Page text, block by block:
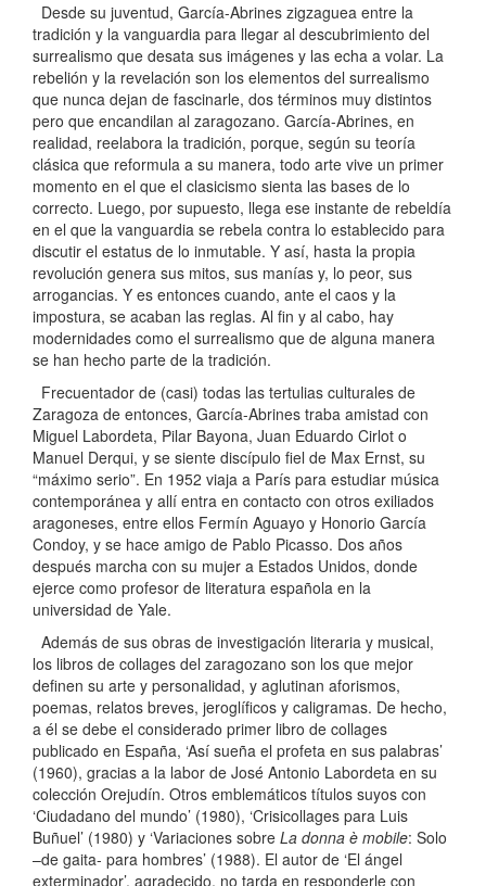
Desde su juventud, García-Abrines zigzaguea entre la
tradición y la vanguardia para llegar al descubrimiento del
surrealismo que desata sus imágenes y las echa a volar. La
rebelión y la revelación son los elementos del surrealismo
que nunca dejan de fascinarle, dos términos muy distintos
pero que encandilan al zaragozano. García-Abrines, en
realidad, reelabora la tradición, porque, según su teoría
clásica que reformula a su manera, todo arte vive un primer
momento en el que el clasicismo sienta las bases de lo
correcto. Luego, por supuesto, llega ese instante de rebeldía
en el que la vanguardia se rebela contra lo establecido para
discutir el estatus de lo inmutable. Y así, hasta la propia
revolución genera sus mitos, sus manías y, lo peor, sus
arrogancias. Y es entonces cuando, ante el caos y la
impostura, se acaban las reglas. Al fin y al cabo, hay
modernidades como el surrealismo que de alguna manera
se han hecho parte de la tradición.
Frecuentador de (casi) todas las tertulias culturales de
Zaragoza de entonces, García-Abrines traba amistad con
Miguel Labordeta, Pilar Bayona, Juan Eduardo Cirlot o
Manuel Derqui, y se siente discípulo fiel de Max Ernst, su
“máximo serio”. En 1952 viaja a París para estudiar música
contemporánea y allí entra en contacto con otros exiliados
aragoneses, entre ellos Fermín Aguayo y Honorio García
Condoy, y se hace amigo de Pablo Picasso. Dos años
después marcha con su mujer a Estados Unidos, donde
ejerce como profesor de literatura española en la
universidad de Yale.
Además de sus obras de investigación literaria y musical,
los libros de collages del zaragozano son los que mejor
definen su arte y personalidad, y aglutinan aforismos,
poemas, relatos breves, jeroglíficos y caligramas. De hecho,
a él se debe el considerado primer libro de collages
publicado en España, ‘Así sueña el profeta en sus palabras’
(1960), gracias a la labor de José Antonio Labordeta en su
colección Orejudín. Otros emblemáticos títulos suyos con
‘Ciudadano del mundo’ (1980), ‘Crisicollages para Luis
Buñuel’ (1980) y ‘Variaciones sobre La donna è mobile: Solo
–de gaita- para hombres’ (1988). El autor de ‘El ángel
exterminador’, agradecido, no tarda en responderle con